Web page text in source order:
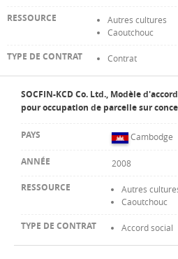
Autres cultures
Caoutchouc
Contrat
SOCFIN-KCD Co. Ltd., Modèle
pour occupation de parcelle sur
Cambodge
2008
Autres
Caoutchouc
Accord social